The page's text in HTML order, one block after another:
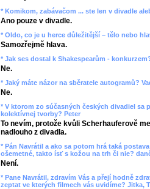
* Komikom, zabávačom ... ste len v divadle
Ano pouze v divadle.
* Oldo, co je u herce důležitější – tělo nebo
Samozřejmě hlava.
* Jak ses dostal k Shakespearům -
Ne.
* Jaký máte názor na sběratele autogramů?
Ne.
* V ktorom zo súčasných českých divadiel sa
kolektívnej tvorby? Peter
To nevím, protože kvůli Scherhauferově
nadlouho z divadla.
* Pán Navrátil a ako sa potom hrá taká
ošemetné, takto ísť s kožou na trh či nie?
Není.
* Pane Navrátil, zdravím Vás a přejí hodně
zeptat ve kterých filmech vás uvidíme? Jitka,